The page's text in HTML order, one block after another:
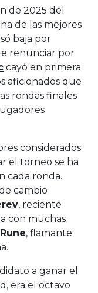
de 2025 del
de las mejores
baja por
renunciar por
cayó en primera
aficionados que
rondas finales
considerados
el torneo se ha
cada ronda.
cambio
, reciente
con muchas
, flamante
a ganar el
era el octavo